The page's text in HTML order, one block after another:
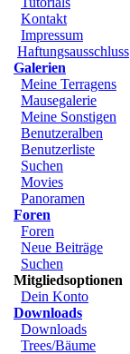
Kontakt
Impressum
Haftungsausschluss
Galerien
Meine Terragens
Mausegalerie
Meine Sonstigen
Benutzeralben
Benutzerliste
Suchen
Movies
Panoramen
Foren
Foren
Neue Beiträge
Suchen
Mitgliedsoptionen
Dein Konto
Downloads
Downloads
Trees/Bäume